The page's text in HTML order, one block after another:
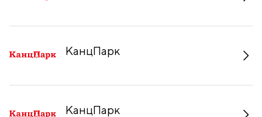
КанцПарк
КанцПарк